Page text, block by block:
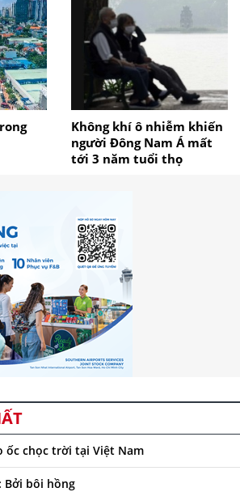
Không khí ô nhiễm khiến
người Đông Nam Á mất
tới 3 năm tuổi thọ
ốc chọc trời tại Việt Nam
Bởi bôi hồng